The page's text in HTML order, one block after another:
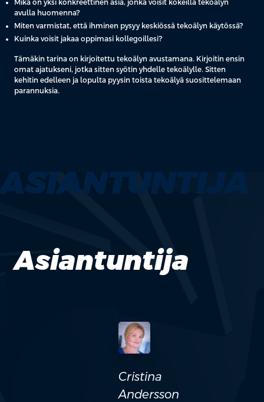
Mikä on yksi konkreettinen asia, jonka voisit kokeilla tekoälyn
avulla huomenna?
Miten varmistat, että ihminen pysyy keskiössä tekoälyn käytössä?
Kuinka voisit jakaa oppimasi kollegoillesi?
Tämäkin tarina on kirjoitettu tekoälyn avustamana. Kirjoitin ensin
omat ajatukseni, jotka sitten syötin yhdelle tekoälylle. Sitten
kehitin edelleen ja lopulta pyysin toista tekoälyä suosittelemaan
parannuksia.
ASIANTUNTIJA
Asiantuntija
Cristina
Andersson